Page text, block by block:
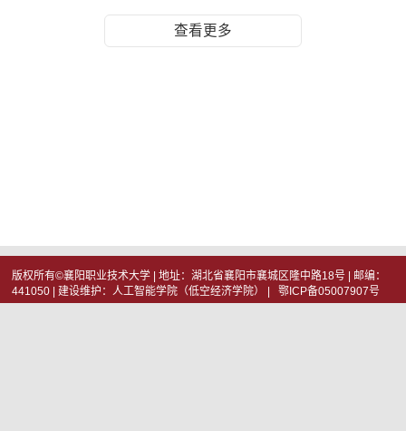
查看更多
版权所有©襄阳职业技术大学 | 地址：湖北省襄阳市襄城区隆中路18号 | 邮编：
441050 | 建设维护：人工智能学院（低空经济学院） | 鄂ICP备05007907号